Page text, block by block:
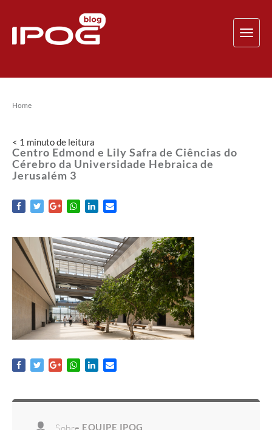
Home
< 1 minutode leitura
Centro Edmond e Lily Safra de Ciências do
Cérebro da Universidade Hebraica de
Jerusalém 3
Sobre EQUIPE IPOG